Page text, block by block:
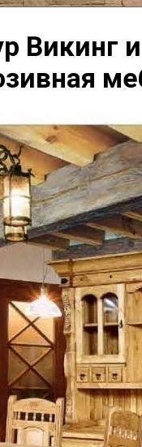
Викинг